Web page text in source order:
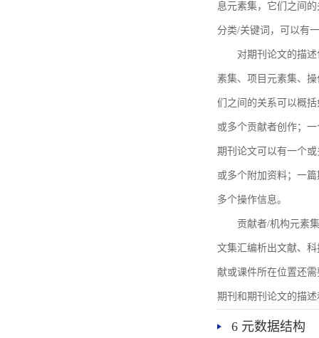
息元素集，它们之间
分类/关键词，可以有
对期刊论文的描
素集、项目元素集、
们之间的关系可以概
或多个贡献者创作；
期刊论文可以有一个
或多个附加资料；一
多个操作信息。
贡献者/机构元素
文集汇编析出文献、
献或课件所在位置还
期刊和期刊论文的描
6 元数据结构